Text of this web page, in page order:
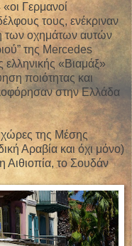
Γερμανοί
τους, ενέκριναν
των οχημάτων αυτών
της Mercedes
ελληνικής «Βιαμάξ»
ποιότητας και
στην Ελλάδα
της Μέσης
Αραβία και όχι μόνο)
Αιθιοπία, το Σουδάν